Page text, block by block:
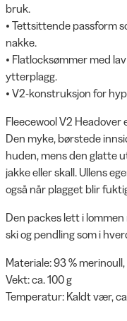
bruk.
• Tettsittende passform
nakke.
• Flatlocksømmer med
ytterplagg.
• V2-konstruksjon for
Fleecewool V2
Den myke, børstede
huden, mens den glatte
jakke eller skall. Ullens
også når plagget blir
Den packes lett i
ski og pendling som i
Materiale: 93 %
Vekt: ca. 100 g
Temperatur: Kaldt vær,